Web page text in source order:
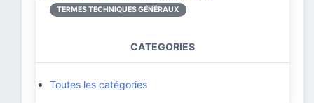
TERMES TECHNIQUES GÉNÉRAUX
CATEGORIES
Toutes les catégories